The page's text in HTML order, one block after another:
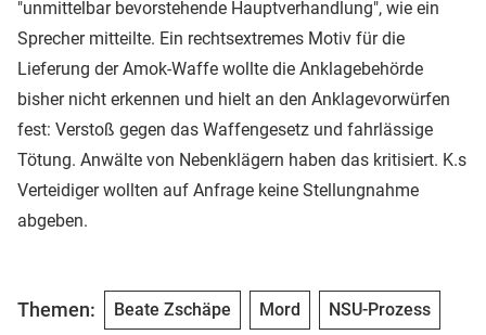
"unmittelbar bevorstehende Hauptverhandlung", wie ein
Sprecher mitteilte. Ein rechtsextremes Motiv für die
Lieferung der Amok-Waffe wollte die Anklagebehörde
bisher nicht erkennen und hielt an den Anklagevorwürfen
fest: Verstoß gegen das Waffengesetz und fahrlässige
Tötung. Anwälte von Nebenklägern haben das kritisiert. K.s
Verteidiger wollten auf Anfrage keine Stellungnahme
abgeben.
Themen: Beate Zschäpe Mord NSU-Prozess